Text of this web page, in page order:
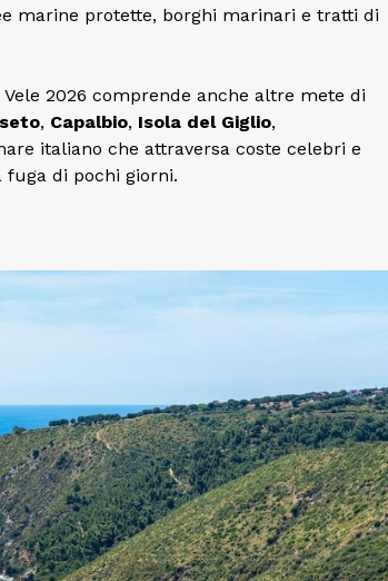
marine protette, borghi marinari e tratti di
2026 comprende anche altre mete di
, Capalbio, Isola del Giglio,
italiano che attraversa coste celebri e
di pochi giorni.